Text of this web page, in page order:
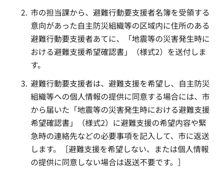
市の担当課から、避難行動要支援者名簿を受領する
意向があった自主防災組織等の区域内に住所のある
避難行動要支援者あてに、「地震等の災害発生時に
おける避難支援希望確認書」（様式2）を送付しま
す。
避難行動要支援者は、避難支援を希望し、自主防災
組織等への個人情報の提供に同意する場合には、市
から届いた「地震等の災害発生時における避難支援
希望確認書」（様式2）に避難支援の希望内容や緊
急時の連絡先などの必要事項を記入して、市に返送
します。［避難支援を希望しない、または個人情報
の提供に同意しない場合は返送不要です。］